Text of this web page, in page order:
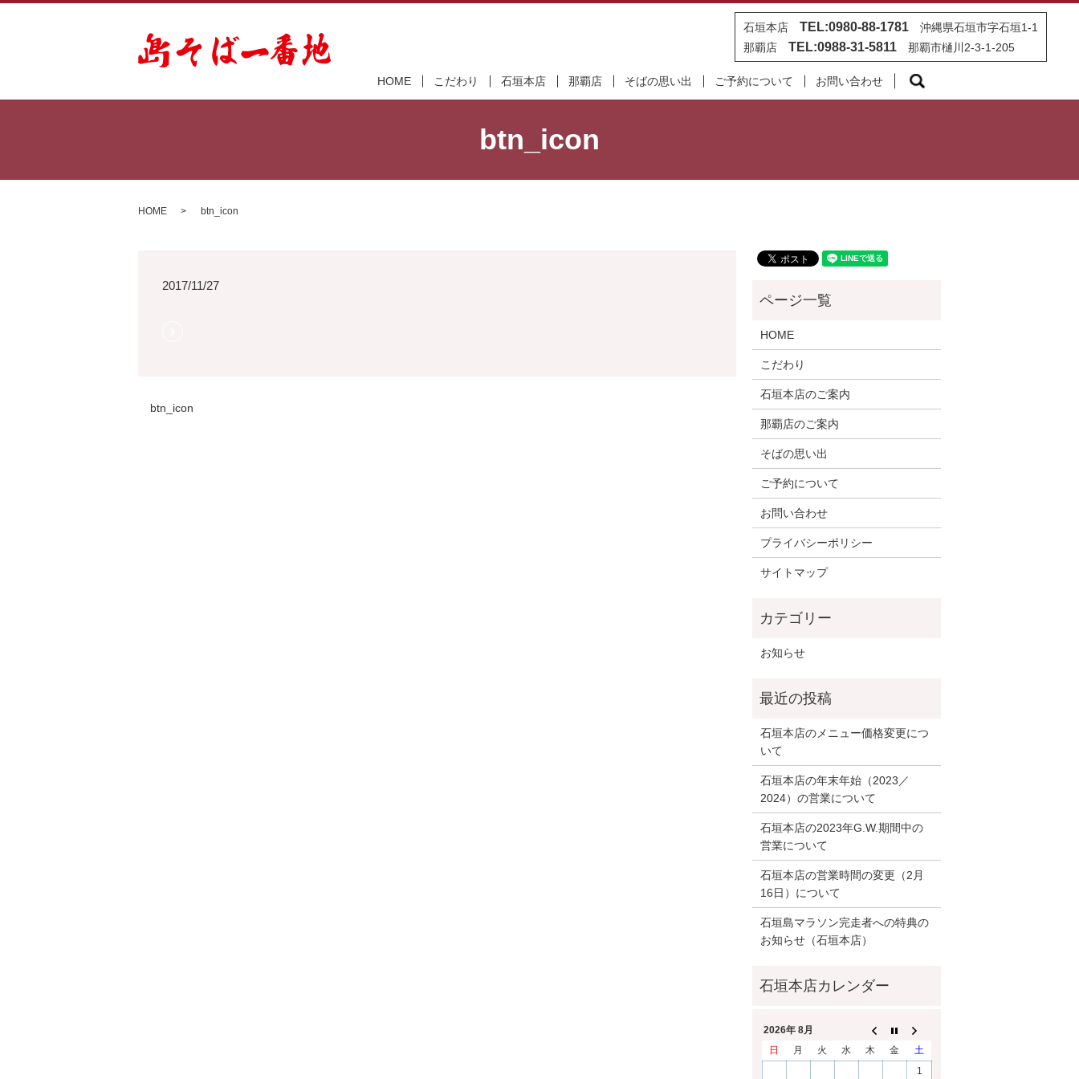
石垣本店 TEL:0980-88-1781沖縄県石垣市字石垣1-1
那覇店 TEL:0988-31-5811那覇市樋川2-3-1-205
HOME こだわり 石垣本店 那覇店 そばの思い出 ご予約について お問い合わせ
btn_icon
HOME btn_icon
2017/11/27
btn_icon
HOME
こだわり
石垣本店のご案内
那覇店のご案内
そばの思い出
ご予約について
お問い合わせ
プライバシーポリシー
サイトマップ
お知らせ
石垣本店のメニュー価格変更につ
いて
石垣本店の年末年始（2023／
2024）の営業について
石垣本店の2023年G.W.期間中の
営業について
石垣本店の営業時間の変更（2月
16日）について
石垣島マラソン完走者への特典の
お知らせ（石垣本店）
2026年 8月
日
月 火 水 木 金
土
1